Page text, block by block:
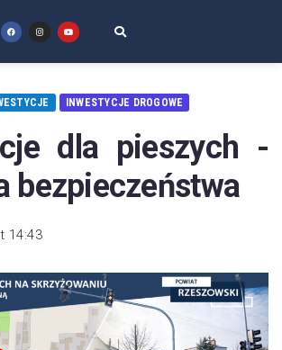
INWESTYCJE DROGOWE
dla pieszych -
bezpieczeństwa
14:43